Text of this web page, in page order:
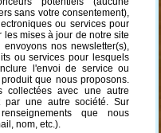
sans votre consentement),
ou services pour
mises à jour de notre site
nos newsletter(s),
ou services pour lesquels
l'envoi de service ou
que nous proposons.
collectées avec une autre
une autre société. Sur
que nous
nom, etc.).